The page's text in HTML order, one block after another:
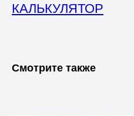
КАЛЬКУЛЯТОР
Смотрите также